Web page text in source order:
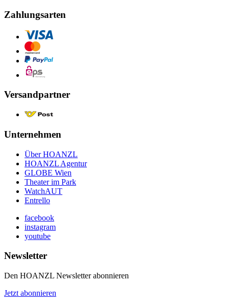
Zahlungsarten
Versandpartner
Unternehmen
Über HOANZL
HOANZL Agentur
GLOBE Wien
Theater im Park
WatchAUT
Entrello
facebook
instagram
youtube
Newsletter
Den HOANZL Newsletter abonnieren
Jetzt abonnieren